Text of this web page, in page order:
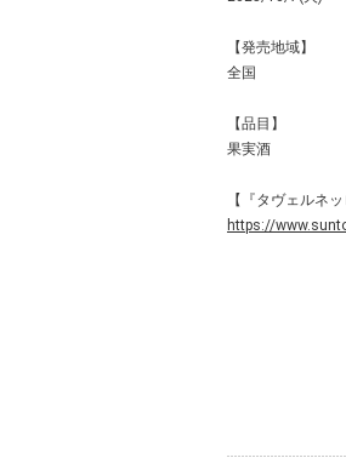
【発売地域】
全国
【品目】
果実酒
【『タヴェルネ
https://